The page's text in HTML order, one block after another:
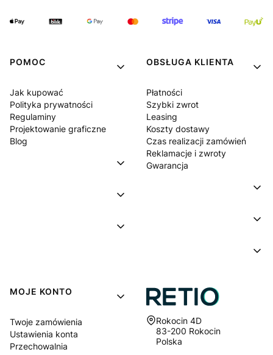
POMOC
Jak kupować
Polityka prywatności
Regulaminy
Projektowanie graficzne
Blog
OBSŁUGA KLIENTA
Płatności
Szybki zwrot
Leasing
Koszty dostawy
Czas realizacji zamówień
Reklamacje i zwroty
Gwarancja
MOJE KONTO
Twoje zamówienia
Ustawienia konta
Przechowalnia
Adres:
Rokocin 4D
83-200 Rokocin
Polska